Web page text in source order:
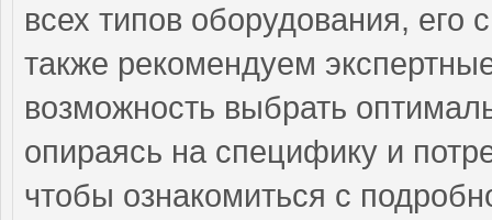
всех типов оборудования,
также рекомендуем
возможность выбрать
опираясь на специфику и
чтобы ознакомиться с